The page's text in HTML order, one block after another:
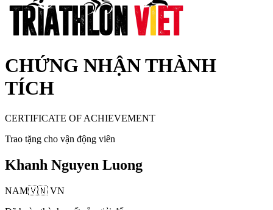
CHỨNG NHẬN THÀNH
TÍCH
CERTIFICATE OF ACHIEVEMENT
Trao tặng cho vận động viên
Khanh Nguyen Luong
NAM🇻🇳 VN